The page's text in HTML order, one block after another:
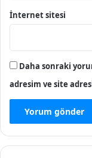
İnternet sitesi
Daha sonraki
adresim ve site